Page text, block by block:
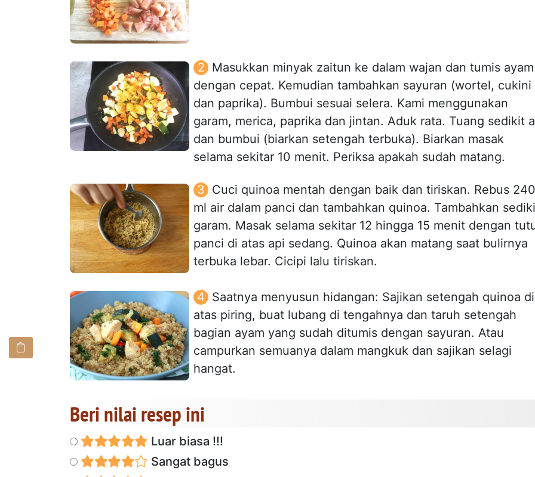
Masukkan minyak zaitun ke dalam wajan dan tumis ayam
dengan cepat. Kemudian tambahkan sayuran (wortel, cukini
dan paprika). Bumbui sesuai selera. Kami menggunakan
garam, merica, paprika dan jintan. Aduk rata. Tuang sedikit
dan bumbui (biarkan setengah terbuka). Biarkan masak
selama sekitar 10 menit. Periksa apakah sudah matang.
Cuci quinoa mentah dengan baik dan tiriskan. Rebus 240
ml air dalam panci dan tambahkan quinoa. Tambahkan
garam. Masak selama sekitar 12 hingga 15 menit dengan
panci di atas api sedang. Quinoa akan matang saat bulirnya
terbuka lebar. Cicipi lalu tiriskan.
Saatnya menyusun hidangan: Sajikan setengah quinoa di
atas piring, buat lubang di tengahnya dan taruh setengah
bagian ayam yang sudah ditumis dengan sayuran. Atau
campurkan semuanya dalam mangkuk dan sajikan selagi
hangat.
Beri nilai resep ini
Luar biasa !!!
Sangat bagus